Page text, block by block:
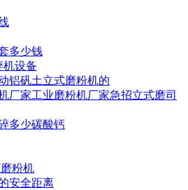
多少钱
机设备
铝矾土立式磨粉机的
厂家工业磨粉机厂家急招立式磨司
多少碳酸钙
粉机
安全距离